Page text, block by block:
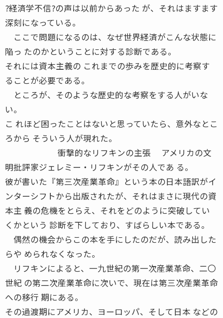
?経済学不信?の声は以前からあった が、それはますます
深刻になっている。
ここで問題になるのは、なぜ世界経済がこんな状態に
陥っ たのかということに対する診断である。
それには資本主義の これまでの歩みを歴史的に考察す
ることが必要である。
ところが、そのような歴史的な考察をする人がいな
い。
こ れほど困ったことはないと思っていたら、意外なとこ
ろから そういう人が現れた。
衝撃的なリフキンの主張 アメリカの文
明批評家ジェレミー・リフキンがその人であ る。
彼が書いた『第三次産業革命』という本の日本語訳がイ
ンターシフトから出版されたが、それはまさに現代の資
本主 義の危機をとらえ、それをどのように突破してい
くかという 診断を下しており、すばらしい本である。
偶然の機会からこの本を手にしたのだが、読み出した
らや められなくなった。
リフキンによると、一九世紀の第一次産業革命、二〇
世紀 の第二次産業革命に次いで、現在は第三次産業革命
への移行 期にある。
その過渡期にアメリカ、ヨーロッパ、そして日本 などの